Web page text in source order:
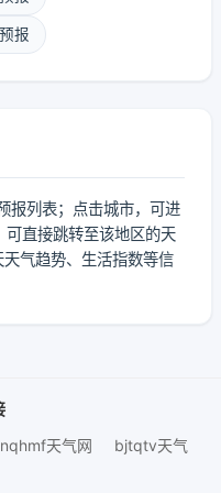
报
报列表；点击城市，可进
直接跳转至该地区的天
气趋势、生活指数等信
nqhmf天气网
bjtqtv天气